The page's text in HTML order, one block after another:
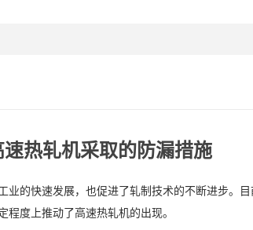
速热轧机采取的防漏措施
的快速发展，也促进了轧制技术的不断进步。目
度上推动了高速热轧机的出现。